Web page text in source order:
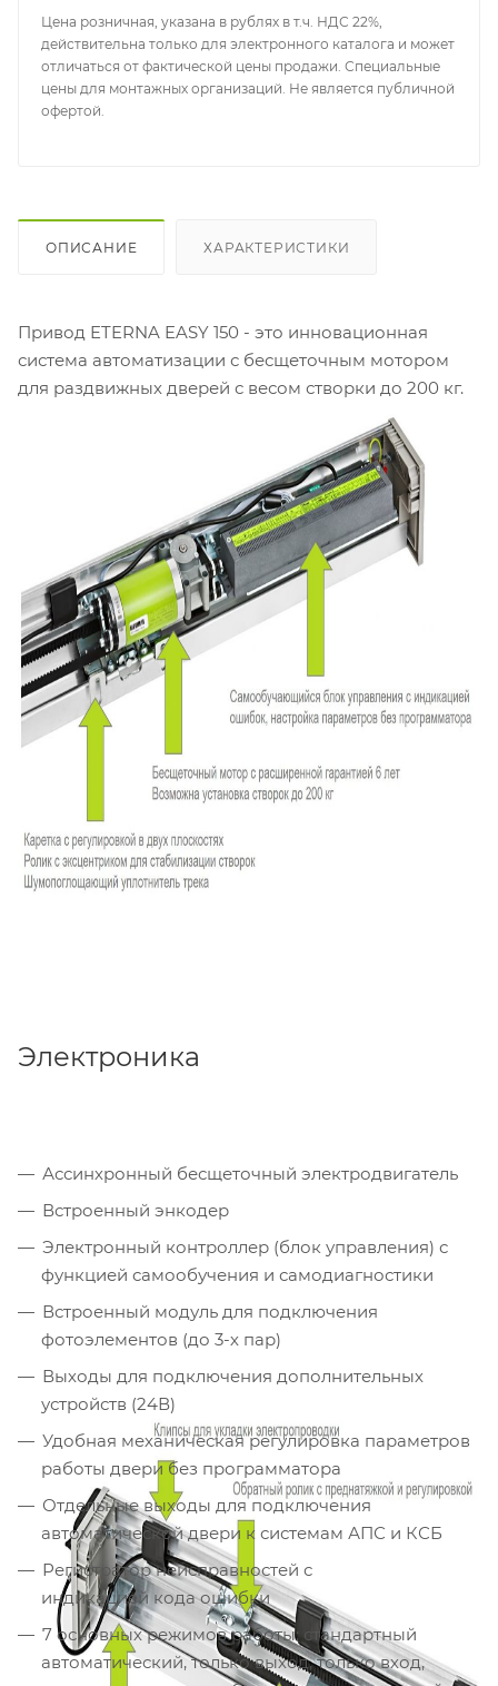
Цена розничная, указана в рублях в т.ч. НДС 22%,
действительна только для электронного каталога и может
отличаться от фактической цены продажи. Специальные
цены для монтажных организаций. Не является публичной
офертой.
ОПИСАНИЕ ХАРАКТЕРИСТИКИ
Привод ETERNA EASY 150 - это инновационная
система автоматизации с бесщеточным мотором
для раздвижных дверей с весом створки до 200 кг.
Электроника
Ассинхронный бесщеточный электродвигатель
Встроенный энкодер
Электронный контроллер (блок управления) с
функцией самообучения и самодиагностики
Встроенный модуль для подключения
фотоэлементов (до 3-х пар)
Выходы для подключения дополнительных
устройств (24В)
Удобная механическая регулировка параметров
работы двери без программатора
Отдельные выходы для подключения
автоматической двери к системам АПС и КСБ
Регистратор неисправностей с
индикацией кода ошибки
7 основных режимов работы: стандартный
автоматический, только выход, только вход,